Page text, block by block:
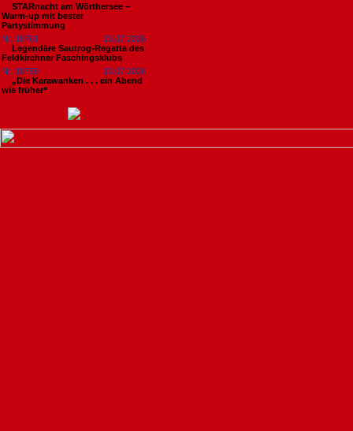
STARnacht am Wörthersee –
Warm-up mit bester
Partystimmung
Nr. 18761
13.07.2026
Legendäre Sautrog-Regatta des
Feldkirchner Faschingsklubs
Nr. 18759
13.07.2026
„Die Karawanken . . . ein Abend
wie früher“